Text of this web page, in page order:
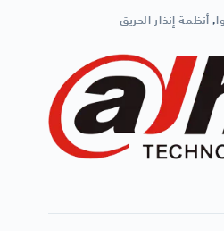
,أنظمة إنذار الحريق